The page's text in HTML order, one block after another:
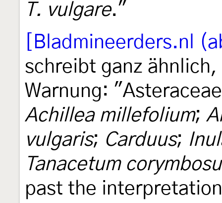
T. vulgare."
[Bladmineerders.nl
schreibt ganz
Warnung:
Achillea millefolium;
vulgaris; Carduus;
Tanacetum
past the